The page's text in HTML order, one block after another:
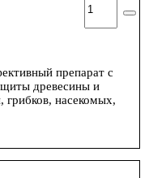
препарат с
древесины и
грибков, насекомых,